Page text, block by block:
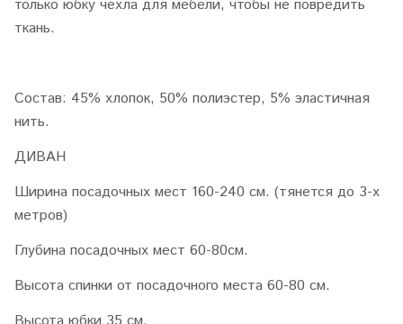
только юбку чехла для мебели, чтобы не повредить
ткань.
Состав: 45% хлопок, 50% полиэстер, 5% эластичная
нить.
ДИВАН
Ширина посадочных мест 160-240 см. (тянется до 3-х
метров)
Глубина посадочных мест 60-80см.
Высота спинки от посадочного места 60-80 см.